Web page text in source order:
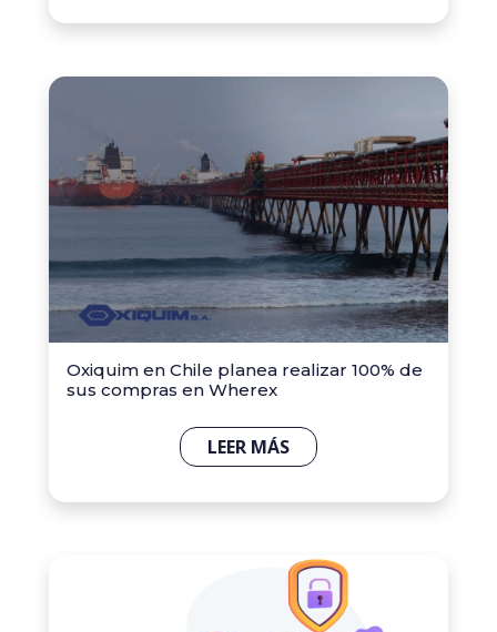
Oxiquim en Chile planea realizar 100% de
sus compras en Wherex
LEER MÁS